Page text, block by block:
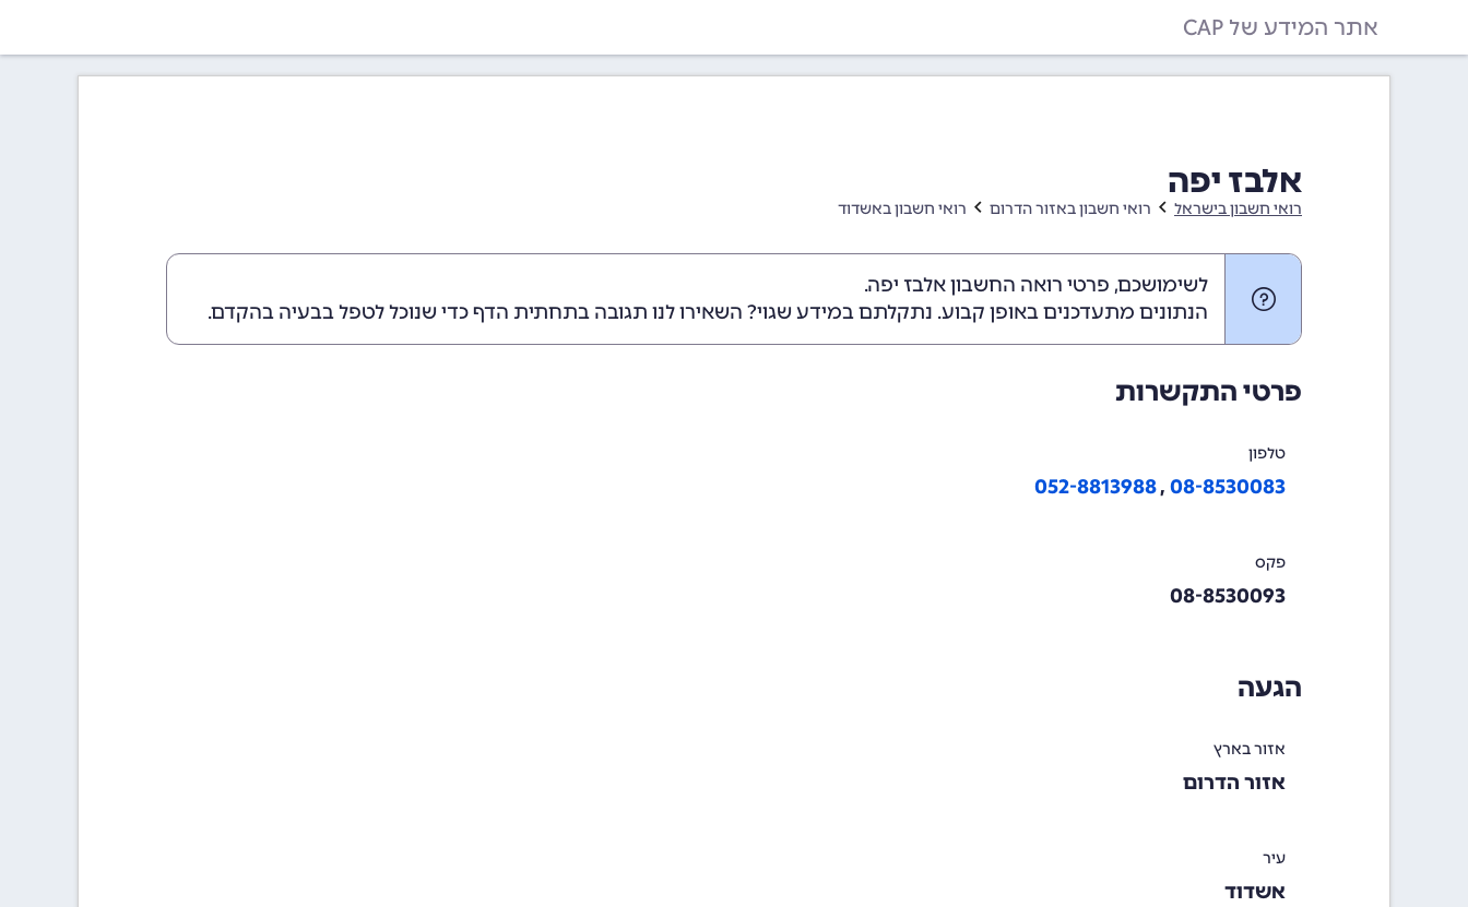
אתר המידע של CAP
אלבז יפה
רואי חשבון בישראל רואי חשבון באזור הדרום רואי חשבון באשדוד
לשימושכם, פרטי רואה החשבון אלבז יפה.
הנתונים מתעדכנים באופן קבוע. נתקלתם במידע שגוי? השאירו לנו תגובה בתחתית הדף כדי שנוכל לטפל בבעיה בהקדם.
פרטי התקשרות
טלפון
08-8530083
,
052-8813988
פקס
08-8530093
הגעה
אזור בארץ
אזור הדרום
עיר
אשדוד